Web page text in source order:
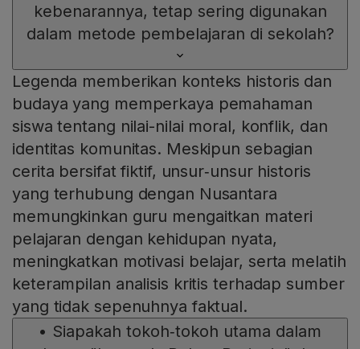
kebenarannya, tetap sering digunakan
dalam metode pembelajaran di sekolah?
Legenda memberikan konteks historis dan
budaya yang memperkaya pemahaman
siswa tentang nilai-nilai moral, konflik, dan
identitas komunitas. Meskipun sebagian
cerita bersifat fiktif, unsur‑unsur historis
yang terhubung dengan Nusantara
memungkinkan guru mengaitkan materi
pelajaran dengan kehidupan nyata,
meningkatkan motivasi belajar, serta melatih
keterampilan analisis kritis terhadap sumber
yang tidak sepenuhnya faktual.
• Siapakah tokoh‑tokoh utama dalam